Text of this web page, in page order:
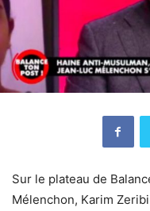
Sur le plateau de
Mélenchon, Karim